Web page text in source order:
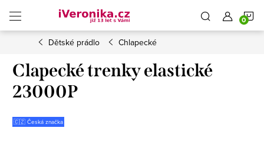
obsah
Dětské prádlo Chlapecké
Clapecké trenky elastické
23000P
🇨🇿 Česká značka